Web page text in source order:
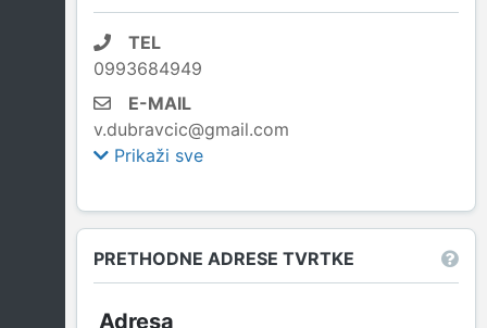
TEL
0993684949
E-MAIL
v.dubravcic@gmail.com
Prikaži sve
PRETHODNE ADRESE TVRTKE